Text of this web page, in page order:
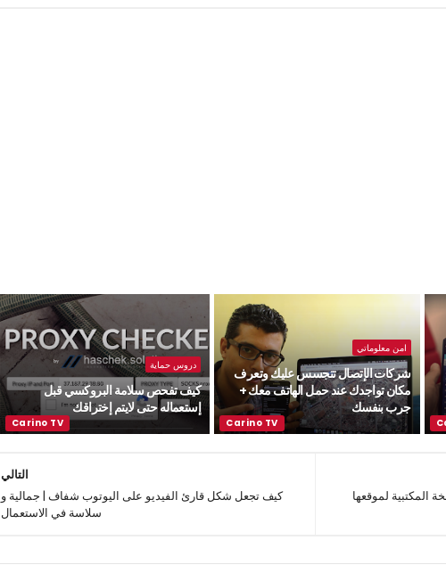
امن معلوماتي
شركات الإتصال تتجسس عليك وتعرف
مكان تواجدك عند حمل الهاتف معك +
جرب بنفسك
دروس حماية
كيف تفحص سلامة البروكسي قبل
إستعماله حتى لايتم إختراقك
التالي
كيف تجعل شكل قارئ الفيديو على اليوتوب شفاف | جمالية و
سلاسة في الاستعمال
المكتبية لموقعها